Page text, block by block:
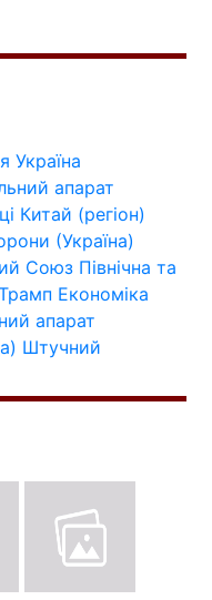
Україна
апарат
Китай (регіон)
(Україна)
Союз Північна та
Економіка
апарат
Штучний